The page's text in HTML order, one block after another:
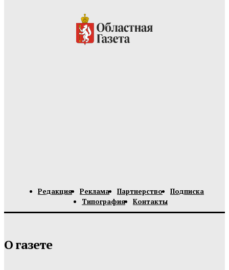
Редакция Реклама Партнерство
Подписка
Типография
Контакты
О газете